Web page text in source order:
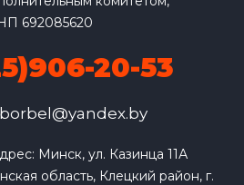
692085620
20-53
Минск, ул. Казинца 11А
область, Клецкий район, г.